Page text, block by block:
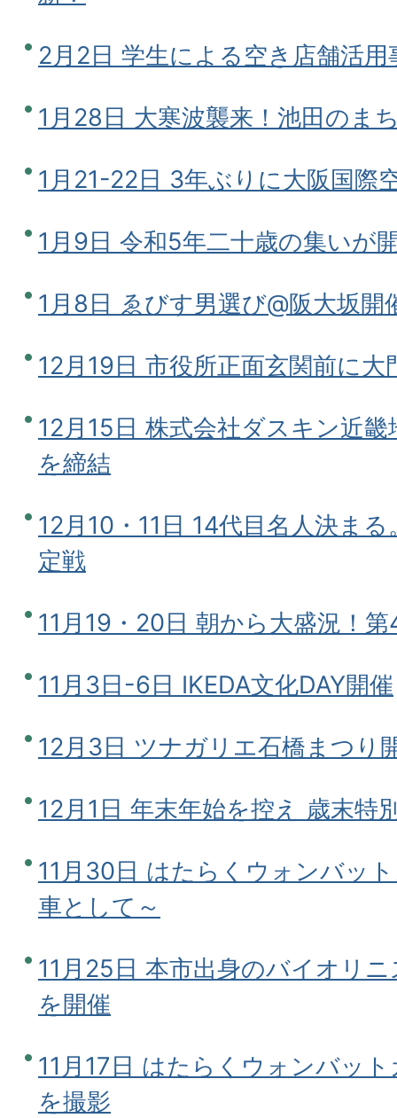
2月2日 学生による空き店舗活
1月28日 大寒波襲来！池田のま
1月21-22日 3年ぶりに大阪国際
1月9日 令和5年二十歳の集いが
1月8日 ゑびす男選び@阪大坂開
12月19日 市役所正面玄関前に大
12月15日 株式会社ダスキン近
を締結
12月10・11日 14代目名人決ま
定戦
11月19・20日 朝から大盛況！
11月3日-6日 IKEDA文化DAY開催
12月3日 ツナガリエ石橋まつり
12月1日 年末年始を控え 歳末特
11月30日 はたらくウォンバッ
車として～
11月25日 本市出身のバイオリ
を開催
11月17日 はたらくウォンバッ
を撮影